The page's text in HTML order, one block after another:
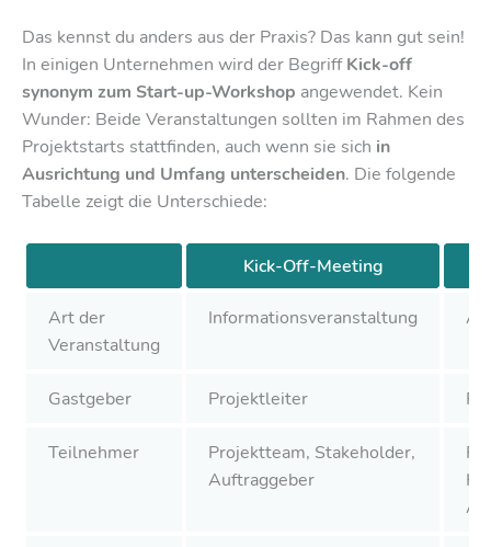
Das kennst du anders aus der Praxis? Das kann gut sein!
In einigen Unternehmen wird der BegriffKick-off
synonym zum Start-up-Workshop angewendet. Kein
Wunder: Beide Veranstaltungen sollten im Rahmen des
Projektstarts stattfinden, auch wenn sie sich in
Ausrichtung und Umfang unterscheiden. Die folgende
Tabelle zeigt die Unterschiede:
Kick-Off-Meeting
Art der
Veranstaltung
Informationsveranstaltung
Gastgeber Projektleiter
Teilnehmer
Projektteam, Stakeholder,
Auftraggeber